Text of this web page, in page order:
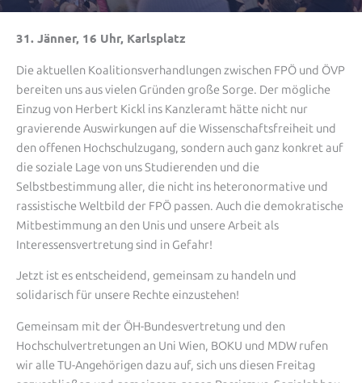
31. Jänner, 16 Uhr, Karlsplatz
Die aktuellen Koalitionsverhandlungen zwischen FPÖ und ÖVP
bereiten uns aus vielen Gründen große Sorge. Der mögliche
Einzug von Herbert Kickl ins Kanzleramt hätte nicht nur
gravierende Auswirkungen auf die Wissenschaftsfreiheit und
den offenen Hochschulzugang, sondern auch ganz konkret auf
die soziale Lage von uns Studierenden und die
Selbstbestimmung aller, die nicht ins heteronormative und
rassistische Weltbild der FPÖ passen. Auch die demokratische
Mitbestimmung an den Unis und unsere Arbeit als
Interessensvertretung sind in Gefahr!
Jetzt ist es entscheidend, gemeinsam zu handeln und
solidarisch für unsere Rechte einzustehen!
Gemeinsam mit der ÖH-Bundesvertretung und den
Hochschulvertretungen an Uni Wien, BOKU und MDW rufen
wir alle TU-Angehörigen dazu auf, sich uns diesen Freitag